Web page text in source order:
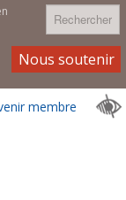
Rechercher
Nous soutenir
membre